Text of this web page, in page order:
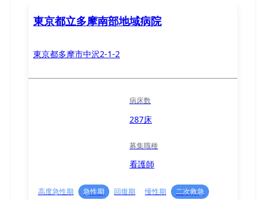
東京都立多摩南部地域病院
東京都多摩市中沢2-1-2
病床数
287床
募集職種
看護師
高度急性期 急性期 回復期 慢性期 二次救急